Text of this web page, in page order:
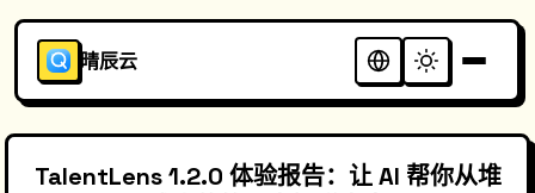
晴辰云
TalentLens 1.2.0 体验报告：让 AI 帮你从堆